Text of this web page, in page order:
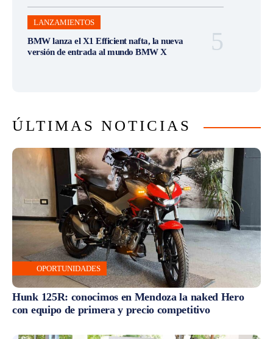
LANZAMIENTOS
BMW lanza el X1 Efficient nafta, la nueva
versión de entrada al mundo BMW X
ÚLTIMAS NOTICIAS
OPORTUNIDADES
Hunk 125R: conocimos en Mendoza la naked Hero
con equipo de primera y precio competitivo